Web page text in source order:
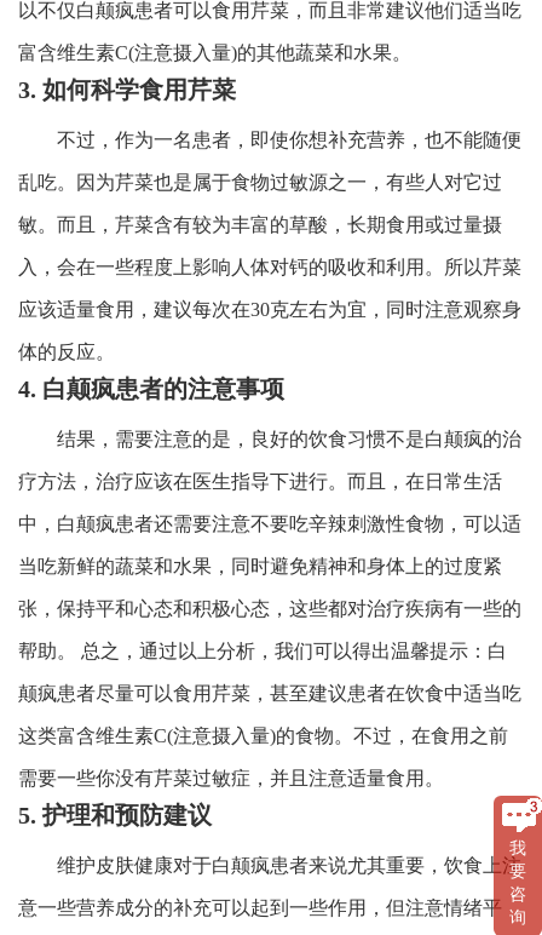
以不仅白颠疯患者可以食用芹菜，而且非常建议他们适当吃
富含维生素C(注意摄入量)的其他蔬菜和水果。
3. 如何科学食用芹菜
不过，作为一名患者，即使你想补充营养，也不能随便
乱吃。因为芹菜也是属于食物过敏源之一，有些人对它过
敏。而且，芹菜含有较为丰富的草酸，长期食用或过量摄
入，会在一些程度上影响人体对钙的吸收和利用。所以芹菜
应该适量食用，建议每次在30克左右为宜，同时注意观察身
体的反应。
4. 白颠疯患者的注意事项
结果，需要注意的是，良好的饮食习惯不是白颠疯的治
疗方法，治疗应该在医生指导下进行。而且，在日常生活
中，白颠疯患者还需要注意不要吃辛辣刺激性食物，可以适
当吃新鲜的蔬菜和水果，同时避免精神和身体上的过度紧
张，保持平和心态和积极心态，这些都对治疗疾病有一些的
帮助。 总之，通过以上分析，我们可以得出温馨提示：白
颠疯患者尽量可以食用芹菜，甚至建议患者在饮食中适当吃
这类富含维生素C(注意摄入量)的食物。不过，在食用之前
需要一些你没有芹菜过敏症，并且注意适量食用。
5. 护理和预防建议
维护皮肤健康对于白颠疯患者来说尤其重要，饮食上注
意一些营养成分的补充可以起到一些作用，但注意情绪平
我
要
咨
询